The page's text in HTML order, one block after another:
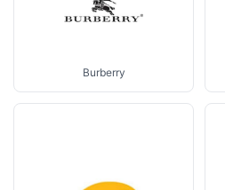
Burberry